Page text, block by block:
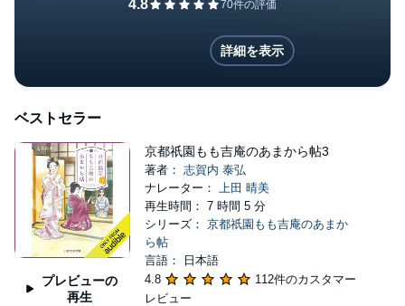
京都祇園もも吉庵のあまから
詳細を表示
ベストセラー
プレビューの
再生
京都祇園もも吉庵のあまから帖3
著者： 志賀内 泰弘
ナレーター： 上田 晴美
再生時間： 7 時間 5 分
シリーズ： 京都祇園もも吉庵のあまか
ら帖
言語： 日本語
4.8
112件のカスタマー
レビュー